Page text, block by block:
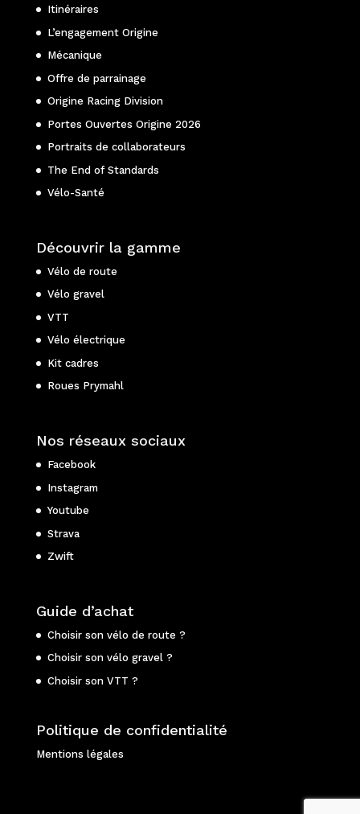
Itinéraires
L’engagement Origine
Mécanique
Offre de parrainage
Origine Racing Division
Portes Ouvertes Origine 2026
Portraits de collaborateurs
The End of Standards
Vélo-Santé
Découvrir la gamme
Vélo de route
Vélo gravel
VTT
Vélo électrique
Kit cadres
Roues Prymahl
Nos réseaux sociaux
Facebook
Instagram
Youtube
Strava
Zwift
Guide d’achat
Choisir son vélo de route ?
Choisir son vélo gravel ?
Choisir son VTT ?
Politique de confidentialité
Mentions légales